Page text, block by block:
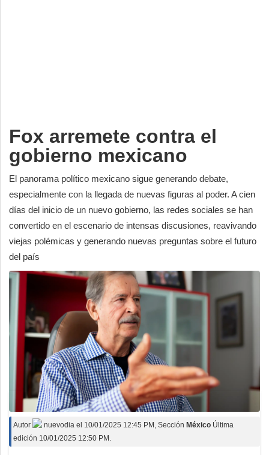
Fox arremete contra el
gobierno mexicano
El panorama político mexicano sigue generando debate,
especialmente con la llegada de nuevas figuras al poder. A cien
días del inicio de un nuevo gobierno, las redes sociales se han
convertido en el escenario de intensas discusiones, reavivando
viejas polémicas y generando nuevas preguntas sobre el futuro
del país
Autor nuevodia el 10/01/2025 12:45 PM , Sección México Última
edición 10/01/2025 12:50 PM.